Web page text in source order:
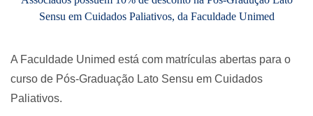
Sensu em Cuidados Paliativos, da Faculdade Unimed
A Faculdade Unimed está com matrículas abertas para o
curso de Pós-Graduação Lato Sensu em Cuidados
Paliativos.